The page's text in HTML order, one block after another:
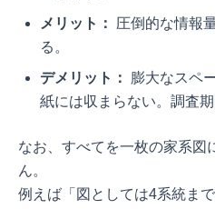
メリット：
圧倒的な情報
る。
デメリット：
膨大なスペ
紙には収まらない。調査
なお、すべてを一枚の家系図
ん。
例えば「図としては4系統ま